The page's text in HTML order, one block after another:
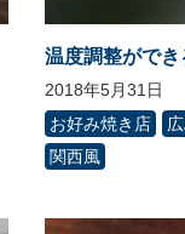
温度調整がで
2018年5月31日
お好み焼き店
関西風